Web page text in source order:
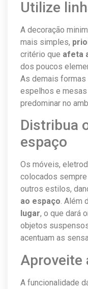
Utilize
A decoração
mais simples,
critério que afeta
dos poucos
As demais formas
espelhos e
predominar no
Distribua
espaço
Os móveis,
colocados
outros estilos,
ao espaço. Além
lugar, o que dará
objetos
acentuam as
Aproveite
A funcionalidade